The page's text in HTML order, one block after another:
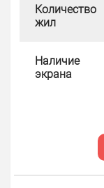
Количество
жил
Наличие
экрана